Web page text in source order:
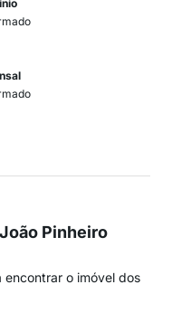
Pinheiro
o imóvel dos